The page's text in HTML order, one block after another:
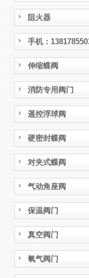
阻火器
手机：
伸缩蝶阀
消防专用阀门
遥控浮球阀
硬密封蝶阀
对夹式蝶阀
气动角座阀
保温阀门
真空阀门
氧气阀门